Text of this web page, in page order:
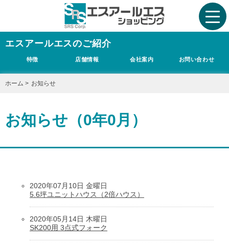
エスアールエスのご紹介
特徴 店舗情報 会社案内 お問い合わせ
ホーム > お知らせ
お知らせ（0年0月）
2020年07月10日 金曜日
5.6坪ユニットハウス（2倍ハウス）
2020年05月14日 木曜日
SK200用 3点式フォーク